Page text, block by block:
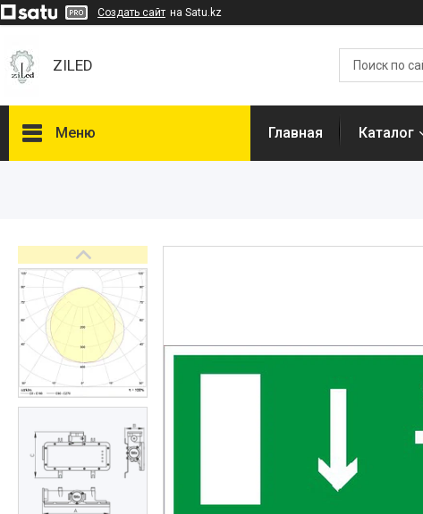
Создать сайт на Satu.kz
ZILED
Меню
ФАРЛАЙТ
NLCO
INNOLUX
О нас
Отзывы
Главная Каталог